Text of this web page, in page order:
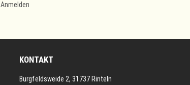
Anmelden
KONTAKT
Burgfeldsweide 2, 31737 Rinteln